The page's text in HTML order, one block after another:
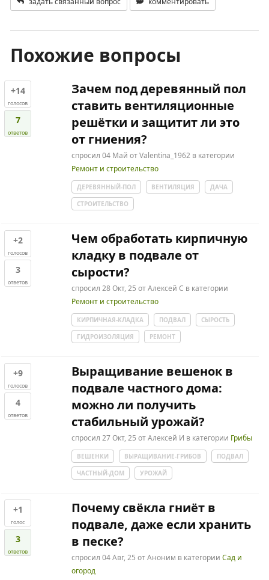
Похожие вопросы
+14
голосов
7
ответов
Зачем под деревянный пол
ставить вентиляционные
решётки и защитит ли это
от гниения?
спросил 04 Май отValentina_1962 в категории
Ремонт и строительство
ДЕРЕВЯННЫЙ-ПОЛ ВЕНТИЛЯЦИЯ
ДАЧА
СТРОИТЕЛЬСТВО
+2
голосов
3
ответов
Чем обработать кирпичную
кладку в подвале от
сырости?
спросил 28 Окт, 25 отАлексей С в категории
Ремонт и строительство
КИРПИЧНАЯ-КЛАДКА ПОДВАЛ
СЫРОСТЬ
ГИДРОИЗОЛЯЦИЯ
РЕМОНТ
+9
голосов
4
ответов
Выращивание вешенок в
подвале частного дома:
можно ли получить
стабильный урожай?
спросил 27 Окт, 25 отАлексей И в категории Грибы
ВЕШЕНКИ ВЫРАЩИВАНИЕ-ГРИБОВ
ПОДВАЛ
ЧАСТНЫЙ-ДОМ
УРОЖАЙ
+1
голос
3
ответов
Почему свёкла гниёт в
подвале, даже если хранить
в песке?
спросил 04 Авг, 25 отАноним в категории Сад и
огород